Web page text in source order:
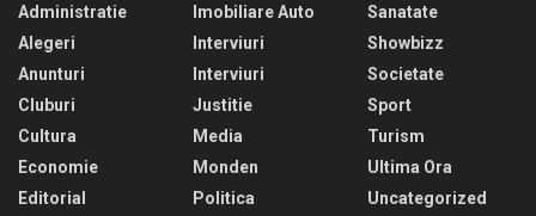
Administratie
Alegeri
Anunturi
Cluburi
Cultura
Economie
Editorial
Imobiliare Auto
Interviuri
Interviuri
Justitie
Media
Monden
Politica
Sanatate
Showbizz
Societate
Sport
Turism
Ultima Ora
Uncategorized